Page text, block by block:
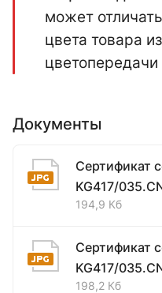
может
цвета товара
Документы
Сертификат
KG417/
194,9 Кб
Сертификат
KG417/
198,2 Кб